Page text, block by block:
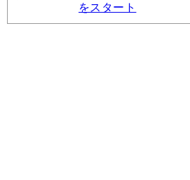
をスタート